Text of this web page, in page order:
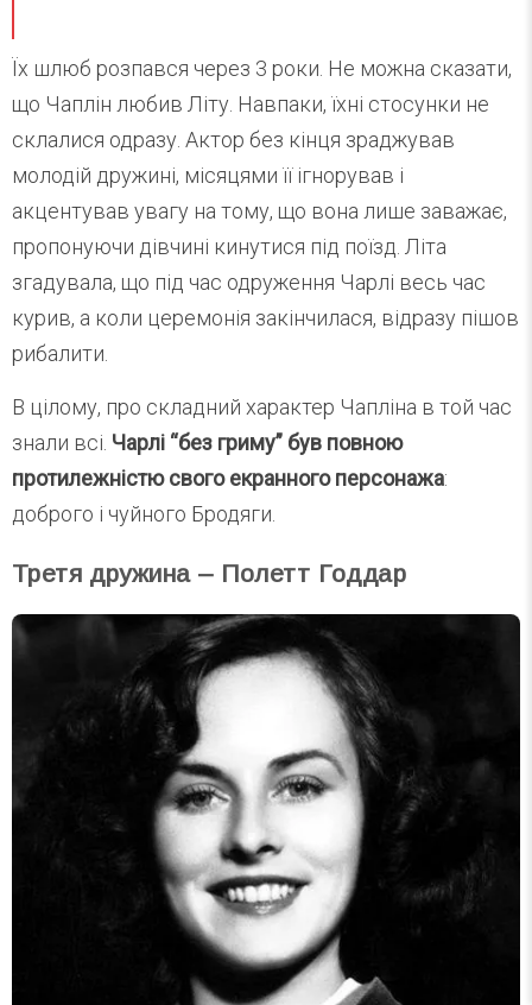
Їх шлюб розпався через 3 роки. Не можна сказати,
що Чаплін любив Літу. Навпаки, їхні стосунки не
склалися одразу. Актор без кінця зраджував
молодій дружині, місяцями її ігнорував і
акцентував увагу на тому, що вона лише заважає,
пропонуючи дівчині кинутися під поїзд. Літа
згадувала, що під час одруження Чарлі весь час
курив, а коли церемонія закінчилася, відразу пішов
рибалити.
В цілому, про складний характер Чапліна в той час
знали всі. Чарлі “без гриму” був повною
протилежністю свого екранного персонажа:
доброго і чуйного Бродяги.
Третя дружина – Полетт Годдар